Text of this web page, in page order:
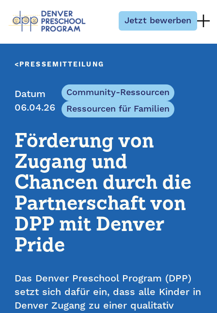
Jetzt bewerben
PRESSEMITTEILUNG
Datum
06.04.26
Community-Ressourcen
Ressourcen für Familien
Förderung von
Zugang und
Chancen durch die
Partnerschaft von
DPP mit Denver
Pride
Das Denver Preschool Program (DPP)
setzt sich dafür ein, dass alle Kinder in
Denver Zugang zu einer qualitativ